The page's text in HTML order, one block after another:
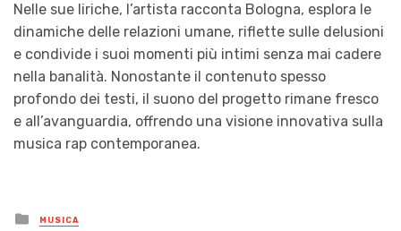
Nelle sue liriche, l’artista racconta Bologna, esplora le
dinamiche delle relazioni umane, riflette sulle delusioni
e condivide i suoi momenti più intimi senza mai cadere
nella banalità. Nonostante il contenuto spesso
profondo dei testi, il suono del progetto rimane fresco
e all’avanguardia, offrendo una visione innovativa sulla
musica rap contemporanea.
Posted
MUSICA